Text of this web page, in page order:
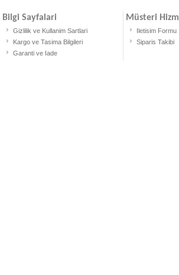
Bilgi Sayfalari
Gizlilik ve Kullanim Sartlari
Kargo ve Tasima Bilgileri
Garanti ve Iade
Müsteri
Iletisim Formu
Siparis Takibi